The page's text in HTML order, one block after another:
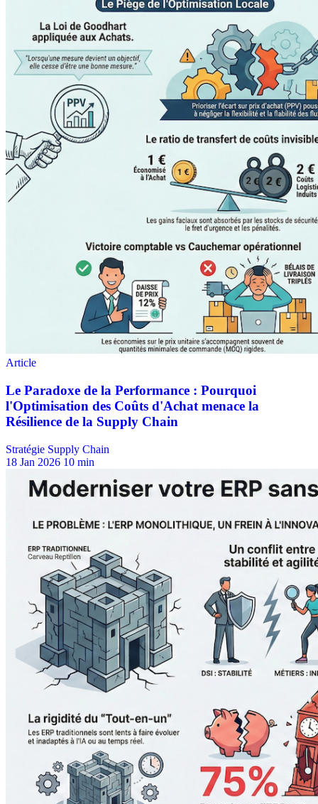
Stratégie Supply Chain
18 Jan 2026 10 min